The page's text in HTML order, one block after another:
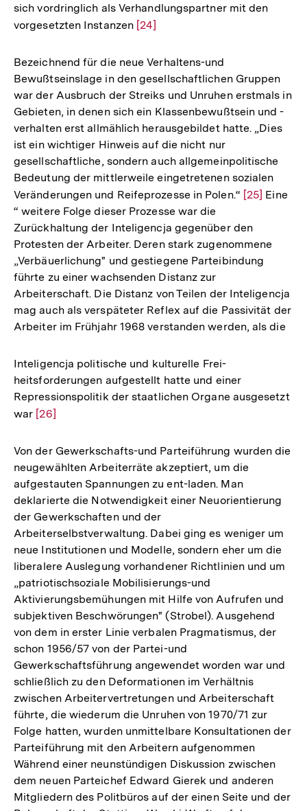
sich vordringlich als Verhandlungspartner mit den
vorgesetzten Instanzen Zur
der
Fußnote
[24]
Bezeichnend für die neue Verhaltens-und
Bewußtseinslage in den gesellschaftlichen Gruppen
war der Ausbruch der Streiks und Unruhen erstmals in
Gebieten, in denen sich ein Klassenbewußtsein und -
verhalten erst allmählich herausgebildet hatte. „Dies
ist ein wichtiger Hinweis auf die nicht nur
gesellschaftliche, sondern auch allgemeinpolitische
Bedeutung der mittlerweile eingetretenen sozialen
Veränderungen und Reifeprozesse in Polen.“ Zur
der
Fußnote
[25] Eine
“ weitere Folge dieser Prozesse war die
Zurückhaltung der Inteligencja gegenüber den
Protesten der Arbeiter. Deren stark zugenommene
„Verbäuerlichung" und gestiegene Parteibindung
führte zu einer wachsenden Distanz zur
Arbeiterschaft. Die Distanz von Teilen der Inteligencja
mag auch als verspäteter Reflex auf die Passivität der
Arbeiter im Frühjahr 1968 verstanden werden, als die
Inteligencja politische und kulturelle Frei-
heitsforderungen aufgestellt hatte und einer
Repressionspolitik der staatlichen Organe ausgesetzt
war Zur
der
Fußnote
[26]
Von der Gewerkschafts-und Parteiführung wurden die
neugewählten Arbeiterräte akzeptiert, um die
aufgestauten Spannungen zu ent-laden. Man
deklarierte die Notwendigkeit einer Neuorientierung
der Gewerkschaften und der
Arbeiterselbstverwaltung. Dabei ging es weniger um
neue Institutionen und Modelle, sondern eher um die
liberalere Auslegung vorhandener Richtlinien und um
„patriotischsoziale Mobilisierungs-und
Aktivierungsbemühungen mit Hilfe von Aufrufen und
subjektiven Beschwörungen" (Strobel). Ausgehend
von dem in erster Linie verbalen Pragmatismus, der
schon 1956/57 von der Partei-und
Gewerkschaftsführung angewendet worden war und
schließlich zu den Deformationen im Verhältnis
zwischen Arbeitervertretungen und Arbeiterschaft
führte, die wiederum die Unruhen von 1970/71 zur
Folge hatten, wurden unmittelbare Konsultationen der
Parteiführung mit den Arbeitern aufgenommen
Während einer neunstündigen Diskussion zwischen
dem neuen Parteichef Edward Gierek und anderen
Mitgliedern des Politbüros auf der einen Seite und der